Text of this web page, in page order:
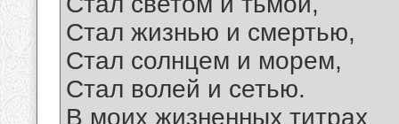
Стал жизнью и смертью,
Стал солнцем и морем,
Стал волей и сетью.
В моих жизненных титрах